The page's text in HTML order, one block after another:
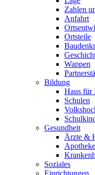
Zahlen
Anfahrt
Ortsteile
Wappen
Bildung
Haus für
Schulen
Gesundheit
Ärzte &
Soziales
Einrichtungen